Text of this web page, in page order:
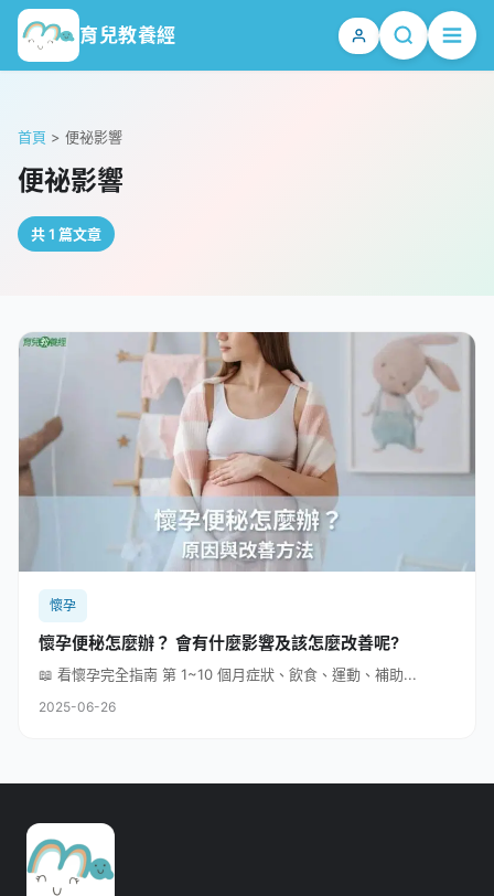
育兒教養經
首頁 > 便祕影響
便祕影響
共 1 篇文章
懷孕
懷孕便秘怎麼辦？ 會有什麼影響及該怎麼改善呢?
📖 看懷孕完全指南 第 1~10 個月症狀、飲食、運動、補助...
2025-06-26